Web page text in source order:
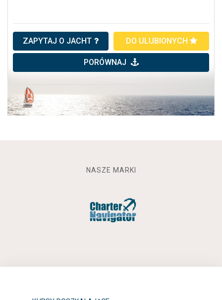
ZAPYTAJ O JACHT DO ULUBIONYCH
PORÓWNAJ
NASZE MARKI